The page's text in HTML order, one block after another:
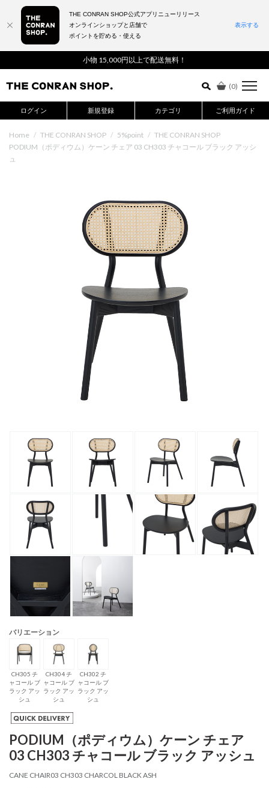
小物 15,000円以上で配送無料！
(0)
ログイン 新規登録 カテゴリ ご利用ガイド
詳細検索はこちら
Home / THE CONRAN SHOP / 5%point / THE CONRAN SHOP
PODIUM（ポディウム）ケーン チェア 03 CH303 チャコール ブラック アッシ
ュ
バリエーション
CH305 チ
ャコール ブ
ラック アッ
シュ
CH304 チ
ャコール ブ
ラック アッ
シュ
CH302 チ
ャコール ブ
ラック アッ
シュ
PODIUM（ポディウム）ケーン チェア
03 CH303 チャコール ブラック アッシュ
CANE CHAIR03 CH303 CHARCOL BLACK ASH
THE CONRAN SHOP公式アプリニューリリース
オンラインショップと店舗で
ポイントを貯める・使える
表示する